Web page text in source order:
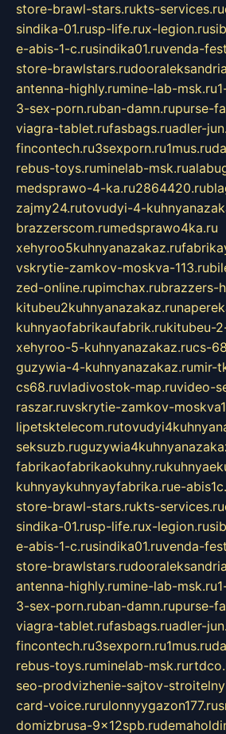
store-brawl-stars.rukts-services.ru
sindika-01.rusp-life.rux-legion.ru
e-abis-1-c.rusindika01.ruvenda-
store-brawlstars.ru
antenna-highly.rumine-lab-msk.ru
3-sex-porn.ruban-damn.rupurse-
viagra-tablet.rufasbags.ruadler-
fincontech.ru3sexporn.ru1mus.ru
rebus-toys.ruminelab-msk.ru
medsprawo-4-ka.ru2864420.ru
zajmy24.rutovudyi-4-
brazzerscom.rumedsprawo4ka.ru
xehyroo5kuhnyanazakaz.ru
vskrytie-zamkov-moskva-113.ru
zed-online.rupimchax.rubrazzers-
kitubeu2kuhnyanazakaz.ru
kuhnyaofabrikaufabrik.rukitubeu-
xehyroo-5-kuhnyanazakaz.rucs-
guzywia-4-kuhnyanazakaz.rumir-
cs68.ruvladivostok-map.ruvideo-
raszar.ruvskrytie-zamkov-
lipetsktelecom.ru
seksuzb.ru
fabrikaofabrikaokuhny.ru
kuhnyaykuhnyayfabrika.rue-
store-brawl-stars.rukts-services.ru
sindika-01.rusp-life.rux-legion.ru
e-abis-1-c.rusindika01.ruvenda-
store-brawlstars.ru
antenna-highly.rumine-lab-msk.ru
3-sex-porn.ruban-damn.rupurse-
viagra-tablet.rufasbags.ruadler-
fincontech.ru3sexporn.ru1mus.ru
rebus-toys.ruminelab-msk.ru
seo-prodvizhenie-sajtov-
card-voice.rurulonnyygazon177.ru
domizbrusa-9x12spb.ru